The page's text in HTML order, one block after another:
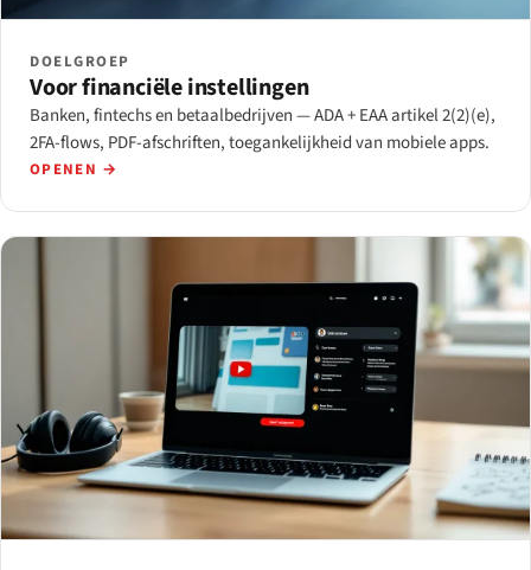
DOELGROEP
Voor financiële instellingen
Banken, fintechs en betaalbedrijven — ADA + EAA artikel 2(2)(e),
2FA-flows, PDF-afschriften, toegankelijkheid van mobiele apps.
OPENEN →